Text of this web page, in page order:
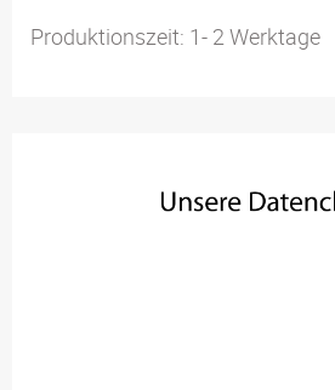
Produktionszeit: 1- 2 Werktage